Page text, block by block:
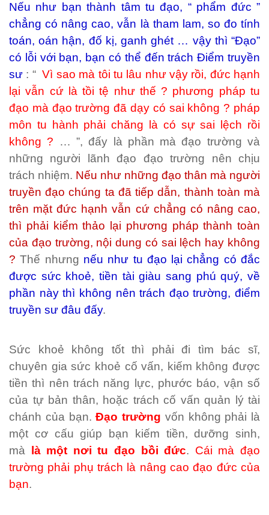
Nếu như bạn thành tâm tu đạo, “ phẩm đức ”
chẳng có nâng cao, vẫn là tham lam, so đo tính
toán, oán hận, đố kị, ganh ghét … vậy thì “Đạo”
có lỗi với bạn, bạn có thể đến trách Điểm truyền
sư : “Vì sao mà tôi tu lâu như vậy rồi, đức hạnh
lại vẫn cứ là tồi tệ như thế ? phương pháp tu
đạo mà đạo trường đã dạy có sai không ? pháp
môn tu hành phải chăng là có sự sai lệch rồi
không ? … ”, đấy là phần mà đạo trường và
những người lãnh đạo đạo trường nên chịu
trách nhiệm. Nếu như những đạo thân mà người
truyền đạo chúng ta đã tiếp dẫn, thành toàn mà
trên mặt đức hạnh vẫn cứ chẳng có nâng cao,
thì phải kiểm thảo lại phương pháp thành toàn
của đạo trường, nội dung có sai lệch hay không
? Thế nhưng nếu như tu đạo lại chẳng có đắc
được sức khoẻ, tiền tài giàu sang phú quý, về
phần này thì không nên trách đạo trường, điểm
truyền sư đâu đấy.
Sức khoẻ không tốt thì phải đi tìm bác sĩ,
chuyên gia sức khoẻ cố vấn, kiếm không được
tiền thì nên trách năng lực, phước báo, vận số
của tự bản thân, hoặc trách cố vấn quản lý tài
chánh của bạn.Đạo trường vốn không phải là
một cơ cấu giúp bạn kiếm tiền, dưỡng sinh,
mà
là một nơi tu đạo bồi đức. Cái mà đạo
trường phải phụ trách là nâng cao đạo đức của
bạn.